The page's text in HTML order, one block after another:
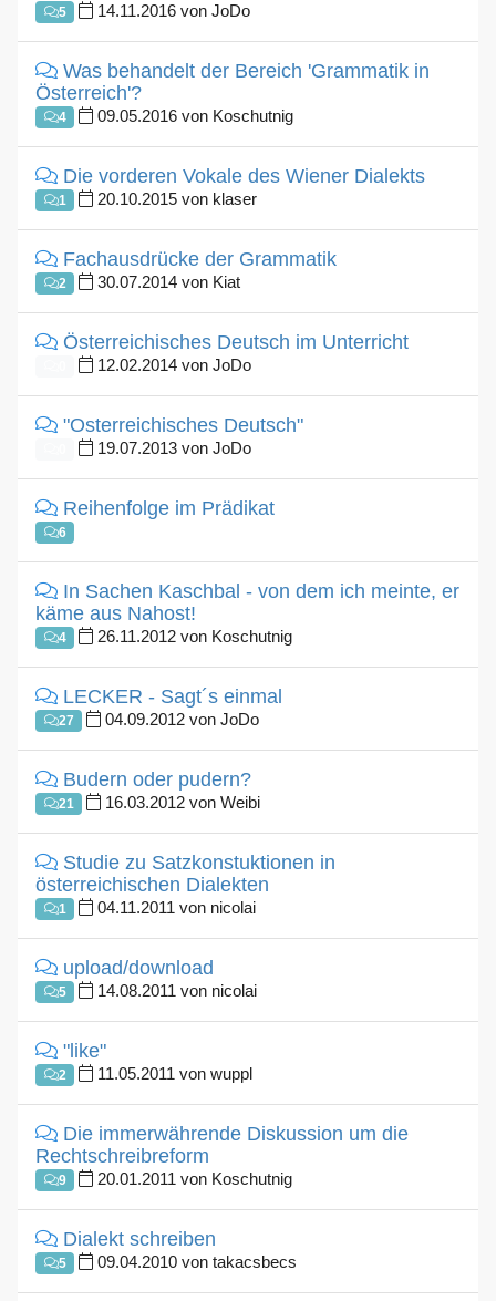
5 14.11.2016 von JoDo
Was behandelt der Bereich 'Grammatik in
Österreich'?
4 09.05.2016 von Koschutnig
Die vorderen Vokale des Wiener Dialekts
1 20.10.2015 von klaser
Fachausdrücke der Grammatik
2 30.07.2014 von Kiat
Österreichisches Deutsch im Unterricht
12.02.2014 von JoDo
"Osterreichisches Deutsch"
19.07.2013 von JoDo
Reihenfolge im Prädikat
6
In Sachen Kaschbal - von dem ich meinte, er
käme aus Nahost!
4 26.11.2012 von Koschutnig
LECKER - Sagt´s einmal
27 04.09.2012 von JoDo
Budern oder pudern?
21 16.03.2012 von Weibi
Studie zu Satzkonstuktionen in
österreichischen Dialekten
1 04.11.2011 von nicolai
upload/download
5 14.08.2011 von nicolai
"like"
2 11.05.2011 von wuppl
Die immerwährende Diskussion um die
Rechtschreibreform
9 20.01.2011 von Koschutnig
Dialekt schreiben
5 09.04.2010 von takacsbecs